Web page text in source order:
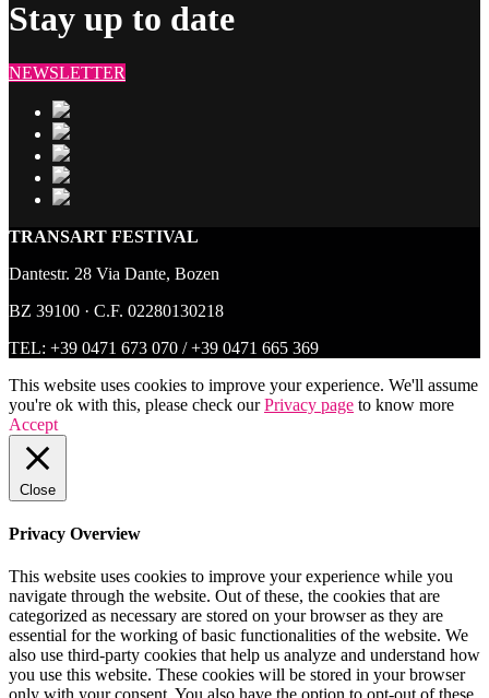
Stay up to date
NEWSLETTER
TRANSART FESTIVAL
Dantestr. 28 Via Dante, Bozen
BZ 39100 · C.F. 02280130218
TEL: +39 0471 673 070 /+39 0471 665 369
This website uses cookies to improve your experience. We'll assume
you're ok with this, please check ourPrivacy page to know more
Accept
Close
Privacy Overview
This website uses cookies to improve your experience while you
navigate through the website. Out of these, the cookies that are
categorized as necessary are stored on your browser as they are
essential for the working of basic functionalities of the website. We
also use third-party cookies that help us analyze and understand how
you use this website. These cookies will be stored in your browser